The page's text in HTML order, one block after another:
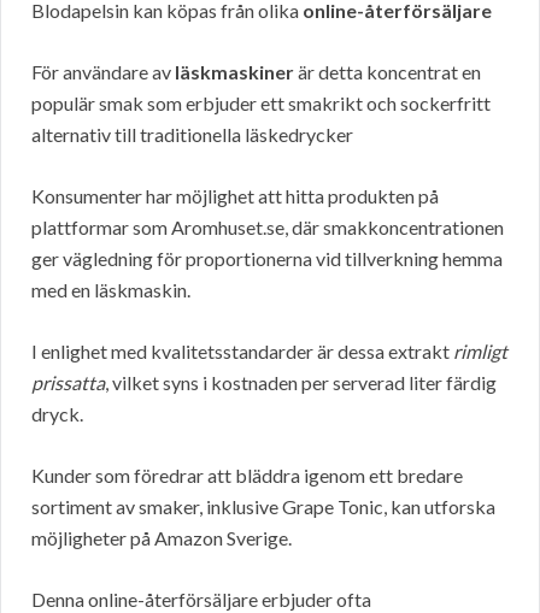
Blodapelsin kan köpas från olika online-återförsäljare
För användare av läskmaskinerär detta koncentrat en
populär smak som erbjuder ett smakrikt och sockerfritt
alternativ till traditionella läskedrycker
Konsumenter har möjlighet att hitta produkten på
plattformar som Aromhuset.se, där smakkoncentrationen
ger vägledning för proportionerna vid tillverkning hemma
med en läskmaskin.
I enlighet med kvalitetsstandarder är dessa extrakt rimligt
prissatta, vilket syns i kostnaden per serverad liter färdig
dryck.
Kunder som föredrar att bläddra igenom ett bredare
sortiment av smaker, inklusive Grape Tonic, kan utforska
möjligheter på Amazon Sverige.
Denna online-återförsäljare erbjuder ofta